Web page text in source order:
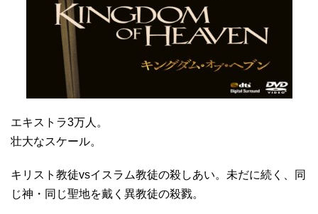
エキストラ3万人。
壮大なスケール。
キリスト教徒vsイスラム教徒の殺しあい。未だに続く、同
じ神・同じ聖地を戴く異教徒の殺戮。